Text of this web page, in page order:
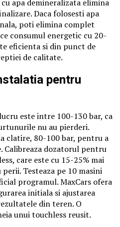
cu apa demineralizata elimina
Daca folosesti apa
poti elimina complet
consumul energetic cu 20-
eficienta si din punct de
de calitate.
pentru
este intre 100-130 bar, ca
nu au pierderi.
clatire, 80-100 bar, pentru a
Calibreaza dozatorul pentru
care este cu 15-25% mai
Testeaza pe 10 masini
programul. MaxCars ofera
initiala si ajustarea
din teren. O
unui touchless reusit.